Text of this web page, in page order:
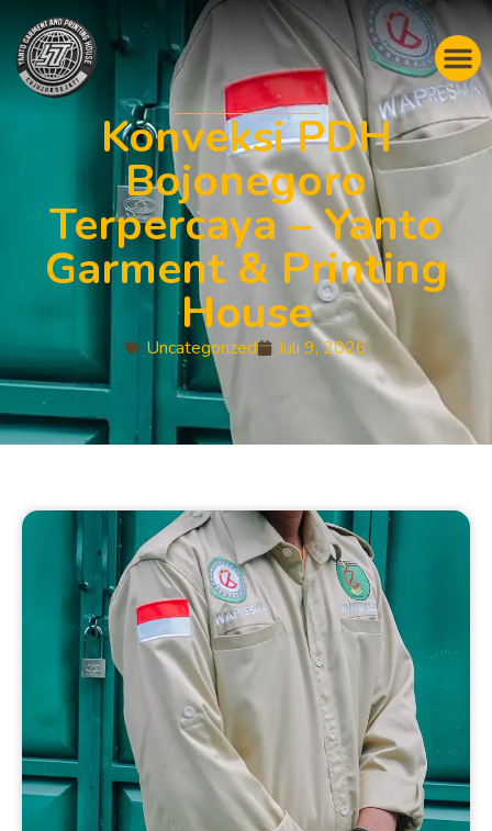
Konveksi PDH
Bojonegoro
Terpercaya – Yanto
Garment & Printing
House
Uncategorized Juli 9, 2026